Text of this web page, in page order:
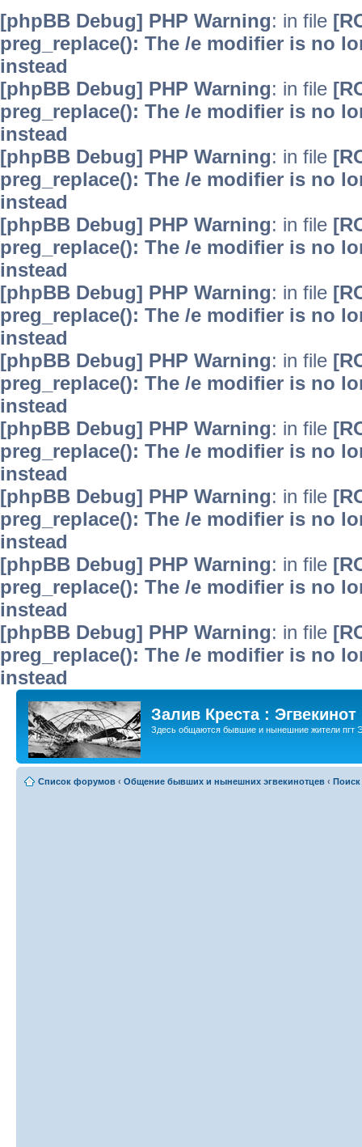
[phpBB Debug] PHP Warning: in file
preg_replace(): The /e modifier is no
instead
[phpBB Debug] PHP Warning: in file
preg_replace(): The /e modifier is no
instead
[phpBB Debug] PHP Warning: in file
preg_replace(): The /e modifier is no
instead
[phpBB Debug] PHP Warning: in file
preg_replace(): The /e modifier is no
instead
[phpBB Debug] PHP Warning: in file
preg_replace(): The /e modifier is no
instead
[phpBB Debug] PHP Warning: in file
preg_replace(): The /e modifier is no
instead
[phpBB Debug] PHP Warning: in file
preg_replace(): The /e modifier is no
instead
[phpBB Debug] PHP Warning: in file
preg_replace(): The /e modifier is no
instead
[phpBB Debug] PHP Warning: in file
preg_replace(): The /e modifier is no
instead
[phpBB Debug] PHP Warning: in file
preg_replace(): The /e modifier is no
instead
Залив Креста : Эгвекинот
Здесь общаются бывшие и нынешние жители пгт
Список форумов ‹ Общение бывших и нынешних эгвекинотцев ‹ Поиск